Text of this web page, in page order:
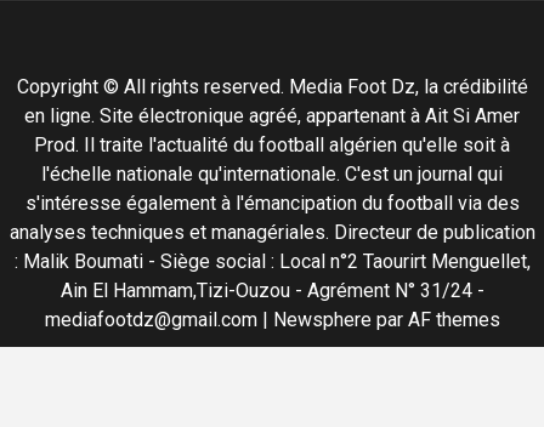
Copyright © All rights reserved. Media Foot Dz, la crédibilité
en ligne. Site électronique agréé, appartenant à Ait Si Amer
Prod. Il traite l'actualité du football algérien qu'elle soit à
l'échelle nationale qu'internationale. C'est un journal qui
s'intéresse également à l'émancipation du football via des
analyses techniques et managériales. Directeur de publication
: Malik Boumati - Siège social : Local n°2 Taourirt Menguellet,
Ain El Hammam,Tizi-Ouzou - Agrément N° 31/24 -
mediafootdz@gmail.com
Newspherepar AF themes